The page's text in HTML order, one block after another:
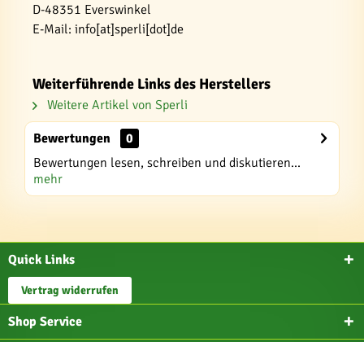
D-48351 Everswinkel
E-Mail: info[at]sperli[dot]de
Weiterführende Links des Herstellers
Weitere Artikel von Sperli
Bewertungen
0
Bewertungen lesen, schreiben und diskutieren...
mehr
Quick Links
Vertrag widerrufen
Shop Service